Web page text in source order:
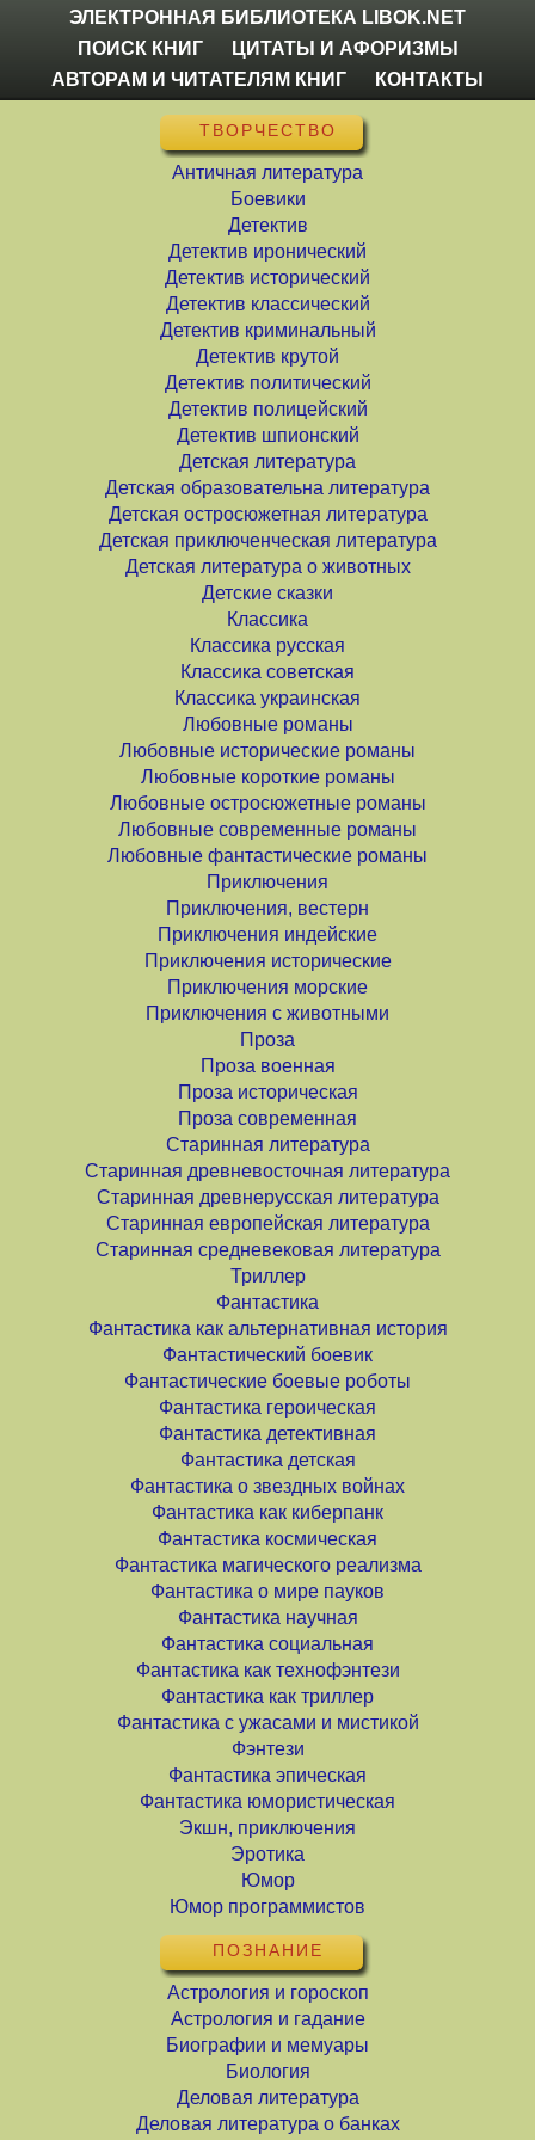
ЭЛЕКТРОННАЯ БИБЛИОТЕКА LIBOK.NET
ПОИСК КНИГ
ЦИТАТЫ И АФОРИЗМЫ
АВТОРАМ И ЧИТАТЕЛЯМ КНИГ
КОНТАКТЫ
ТВОРЧЕСТВО
Античная литература
Боевики
Детектив
Детектив иронический
Детектив исторический
Детектив классический
Детектив криминальный
Детектив крутой
Детектив политический
Детектив полицейский
Детектив шпионский
Детская литература
Детская образовательна литература
Детская остросюжетная литература
Детская приключенческая литература
Детская литература о животных
Детские сказки
Классика
Классика русская
Классика советская
Классика украинская
Любовные романы
Любовные исторические романы
Любовные короткие романы
Любовные остросюжетные романы
Любовные современные романы
Любовные фантастические романы
Приключения
Приключения, вестерн
Приключения индейские
Приключения исторические
Приключения морские
Приключения с животными
Проза
Проза военная
Проза историческая
Проза современная
Старинная литература
Старинная древневосточная литература
Старинная древнерусская литература
Старинная европейская литература
Старинная средневековая литература
Триллер
Фантастика
Фантастика как альтернативная история
Фантастический боевик
Фантастические боевые роботы
Фантастика героическая
Фантастика детективная
Фантастика детская
Фантастика о звездных войнах
Фантастика как киберпанк
Фантастика космическая
Фантастика магического реализма
Фантастика о мире пауков
Фантастика научная
Фантастика социальная
Фантастика как технофэнтези
Фантастика как триллер
Фантастика с ужасами и мистикой
Фэнтези
Фантастика эпическая
Фантастика юмористическая
Экшн, приключения
Эротика
Юмор
Юмор программистов
ПОЗНАНИЕ
Астрология и гороскоп
Астрология и гадание
Биографии и мемуары
Биология
Деловая литература
Деловая литература о банках